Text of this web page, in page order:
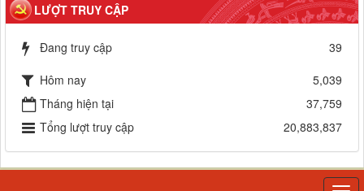
LƯỢT TRUY CẬP
Đang truy cập
39
Hôm nay
5,039
Tháng hiện tại
37,759
Tổng lượt truy cập
20,883,837